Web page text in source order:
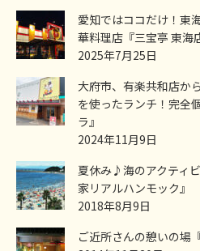
愛知ではココだけ！東
華料理店『三宝亭 東海
2025年7月25日
大府市、有楽共和店か
を使ったランチ！完全
ラ』
2024年11月9日
夏休み♪海のアクティ
家リアルハンモック』
2018年8月9日
ご近所さんの憩いの場